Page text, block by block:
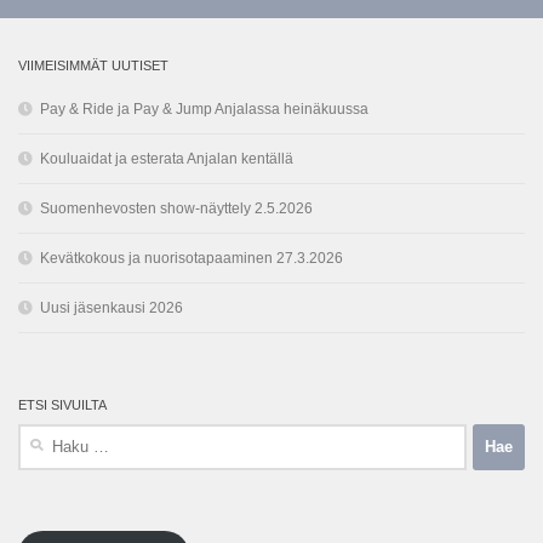
VIIMEISIMMÄT UUTISET
Pay & Ride ja Pay & Jump Anjalassa heinäkuussa
Kouluaidat ja esterata Anjalan kentällä
Suomenhevosten show-näyttely 2.5.2026
Kevätkokous ja nuorisotapaaminen 27.3.2026
Uusi jäsenkausi 2026
ETSI SIVUILTA